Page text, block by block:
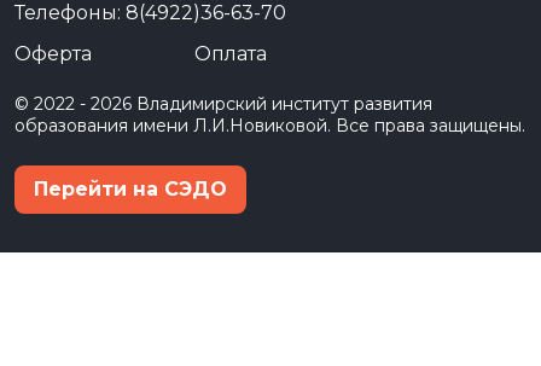
Телефоны: 8(4922)36-63-70
Оферта
Оплата
© 2022 - 2026 Владимирский институт развития
образования имени Л.И.Новиковой. Все права защищены.
Перейти на СЭДО